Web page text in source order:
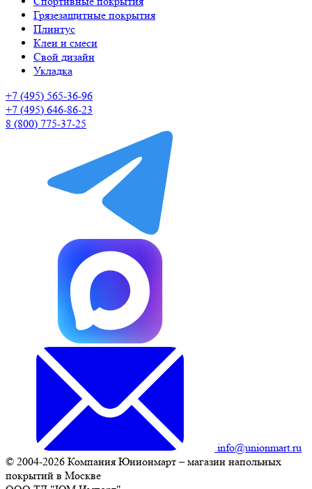
Грязезащитные покрытия
Плинтус
Клеи и смеси
Свой дизайн
Укладка
+7 (495) 565-36-96
+7 (495) 646-86-23
8 (800) 775-37-25
info@unionmart.ru
© 2004-2026 Компания Юнионмарт – магазин напольных
покрытий в Москве